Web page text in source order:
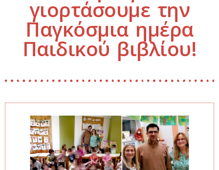
γιορτάσουμε την
Παγκόσμια ημέρα
Παιδικού βιβλίου!